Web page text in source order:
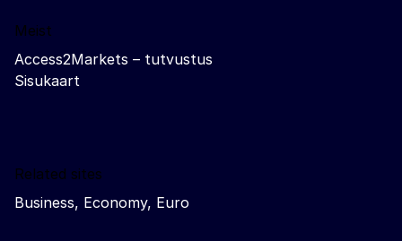
Meist
Access2Markets – tutvustus
Sisukaart
Related sites
Business, Economy, Euro